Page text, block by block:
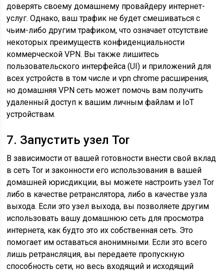
доверять своему домашнему провайдеру интернет-
услуг. Однако, ваш трафик не будет смешиваться с
чьим-либо другим трафиком, что означает отсутствие
некоторых преимуществ конфиденциальности
коммерческой VPN. Вы также лишитесь
пользовательского интерфейса (UI) и приложений для
всех устройств в том числе и vpn chrome расширения,
но домашняя VPN сеть может помочь вам получить
удаленный доступ к вашим личным файлам и IoT
устройствам.
7. Запустить узел Tor
В зависимости от вашей готовности внести свой вклад
в сеть Tor и законности его использования в вашей
домашней юрисдикции, вы можете настроить узел Tor
либо в качестве ретранслятора, либо в качестве узла
выхода. Если это узел выхода, вы позволяете другим
использовать вашу домашнюю сеть для просмотра
интернета, как будто это их собственная сеть. Это
помогает им оставаться анонимными. Если это всего
лишь ретрансляция, вы передаете пропускную
способность сети, но весь входящий и исходящий